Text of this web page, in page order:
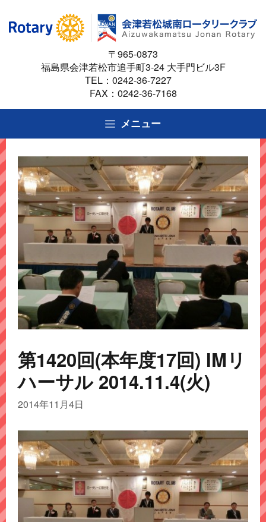
ス
ッ
プ
〒965-0873
福島県会津若松市追手町3-24 大手門ビル3F
TEL： 0242-36-7227
FAX：0242-36-7168
メニュー
第1420回(本年度17回) IMリ
ハーサル 2014.11.4(火)
2014年11月4日